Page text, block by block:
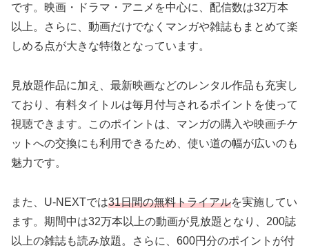
です。映画・ドラマ・アニメを中心に、配信数は32万本
以上。さらに、動画だけでなくマンガや雑誌もまとめて楽
しめる点が大きな特徴となっています。
見放題作品に加え、最新映画などのレンタル作品も充実し
ており、有料タイトルは毎月付与されるポイントを使って
視聴できます。このポイントは、マンガの購入や映画チケ
ットへの交換にも利用できるため、使い道の幅が広いのも
魅力です。
また、U-NEXTでは31日間の無料トライアルを実施してい
ます。期間中は32万本以上の動画が見放題となり、200誌
以上の雑誌も読み放題。さらに、600円分のポイントが付